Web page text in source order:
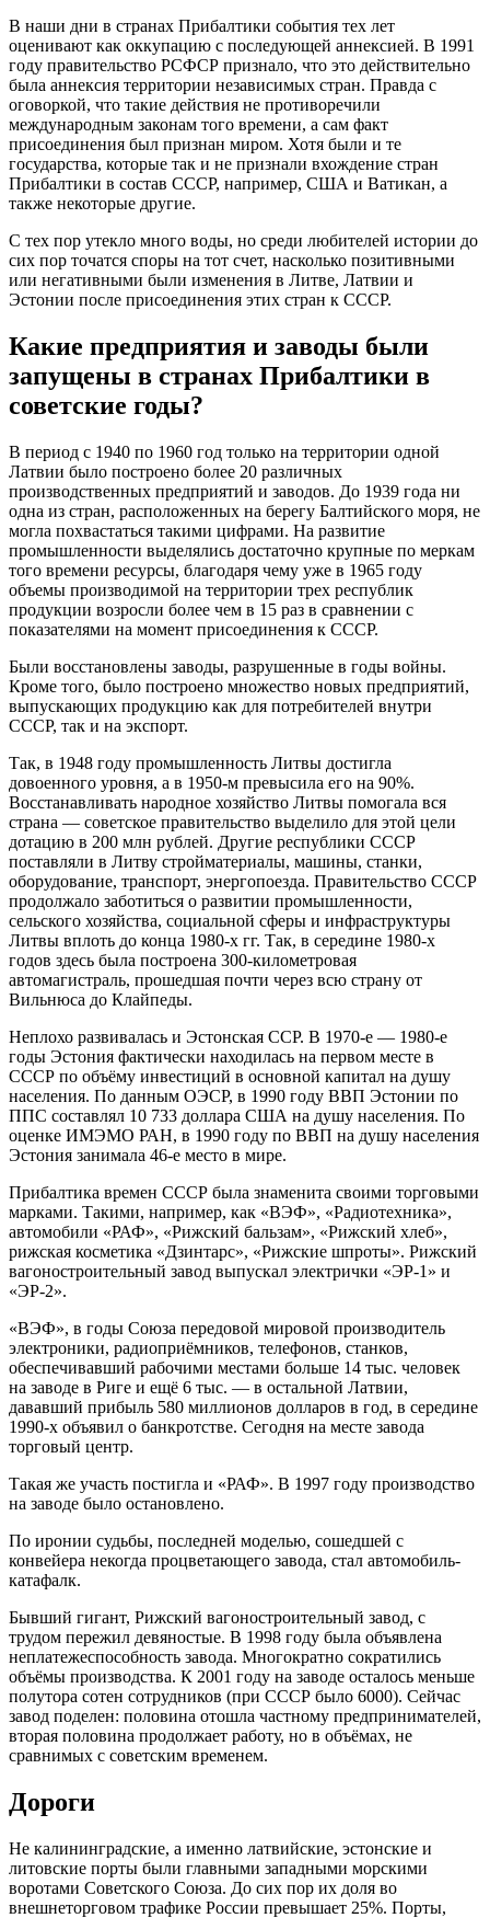
В наши дни в странах Прибалтики события тех лет
оценивают как оккупацию с последующей аннексией. В 1991
году правительство РСФСР признало, что это действительно
была аннексия территории независимых стран. Правда с
оговоркой, что такие действия не противоречили
международным законам того времени, а сам факт
присоединения был признан миром. Хотя были и те
государства, которые так и не признали вхождение стран
Прибалтики в состав СССР, например, США и Ватикан, а
также некоторые другие.
С тех пор утекло много воды, но среди любителей истории до
сих пор точатся споры на тот счет, насколько позитивными
или негативными были изменения в Литве, Латвии и
Эстонии после присоединения этих стран к СССР.
Какие предприятия и заводы были
запущены в странах Прибалтики в
советские годы?
В период с 1940 по 1960 год только на территории одной
Латвии было построено более 20 различных
производственных предприятий и заводов. До 1939 года ни
одна из стран, расположенных на берегу Балтийского моря, не
могла похвастаться такими цифрами. На развитие
промышленности выделялись достаточно крупные по меркам
того времени ресурсы, благодаря чему уже в 1965 году
объемы производимой на территории трех республик
продукции возросли более чем в 15 раз в сравнении с
показателями на момент присоединения к СССР.
Были восстановлены заводы, разрушенные в годы войны.
Кроме того, было построено множество новых предприятий,
выпускающих продукцию как для потребителей внутри
СССР, так и на экспорт.
Так, в 1948 году промышленность Литвы достигла
довоенного уровня, а в 1950-м превысила его на 90%.
Восстанавливать народное хозяйство Литвы помогала вся
страна — советское правительство выделило для этой цели
дотацию в 200 млн рублей. Другие республики СССР
поставляли в Литву стройматериалы, машины, станки,
оборудование, транспорт, энергопоезда. Правительство СССР
продолжало заботиться о развитии промышленности,
сельского хозяйства, социальной сферы и инфраструктуры
Литвы вплоть до конца 1980-х гг. Так, в середине 1980-х
годов здесь была построена 300-километровая
автомагистраль, прошедшая почти через всю страну от
Вильнюса до Клайпеды.
Неплохо развивалась и Эстонская ССР. В 1970-е — 1980-е
годы Эстония фактически находилась на первом месте в
СССР по объёму инвестиций в основной капитал на душу
населения. По данным ОЭСР, в 1990 году ВВП Эстонии по
ППС составлял 10 733 доллара США на душу населения. По
оценке ИМЭМО РАН, в 1990 году по ВВП на душу населения
Эстония занимала 46-е место в мире.
Прибалтика времен СССР была знаменита своими торговыми
марками. Такими, например, как «ВЭФ», «Радиотехника»,
автомобили «РАФ», «Рижский бальзам», «Рижский хлеб»,
рижская косметика «Дзинтарс», «Рижские шпроты». Рижский
вагоностроительный завод выпускал электрички «ЭР-1» и
«ЭР-2».
«ВЭФ», в годы Союза передовой мировой производитель
электроники, радиоприёмников, телефонов, станков,
обеспечивавший рабочими местами больше 14 тыс. человек
на заводе в Риге и ещё 6 тыс. — в остальной Латвии,
дававший прибыль 580 миллионов долларов в год, в середине
1990-х объявил о банкротстве. Сегодня на месте завода
торговый центр.
Такая же участь постигла и «РАФ». В 1997 году производство
на заводе было остановлено.
По иронии судьбы, последней моделью, сошедшей с
конвейера некогда процветающего завода, стал автомобиль-
катафалк.
Бывший гигант, Рижский вагоностроительный завод, с
трудом пережил девяностые. В 1998 году была объявлена
неплатежеспособность завода. Многократно сократились
объёмы производства. К 2001 году на заводе осталось меньше
полутора сотен сотрудников (при СССР было 6000). Сейчас
завод поделен: половина отошла частному предпринимателей,
вторая половина продолжает работу, но в объёмах, не
сравнимых с советским временем.
Дороги
Не калининградские, а именно латвийские, эстонские и
литовские порты были главными западными морскими
воротами Советского Союза. До сих пор их доля во
внешнеторговом трафике России превышает 25%. Порты,